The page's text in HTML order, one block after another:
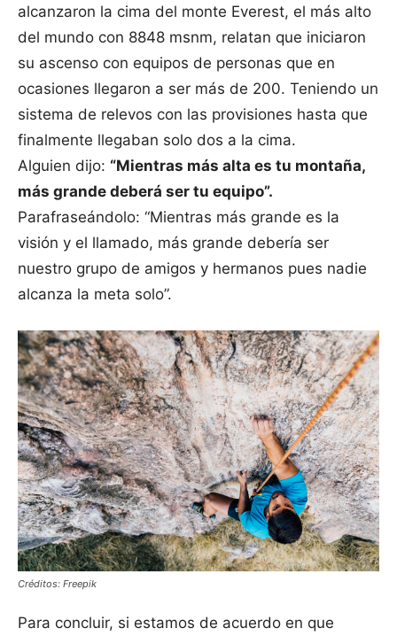
alcanzaron la cima del monte Everest, el más alto
del mundo con 8848 msnm, relatan que iniciaron
su ascenso con equipos de personas que en
ocasiones llegaron a ser más de 200. Teniendo un
sistema de relevos con las provisiones hasta que
finalmente llegaban solo dos a la cima.
Alguien dijo: “Mientras más alta es tu montaña,
más grande deberá ser tu equipo”.
Parafraseándolo: “Mientras más grande es la
visión y el llamado, más grande debería ser
nuestro grupo de amigos y hermanos pues nadie
alcanza la meta solo”.
Créditos: Freepik
Para concluir, si estamos de acuerdo en que